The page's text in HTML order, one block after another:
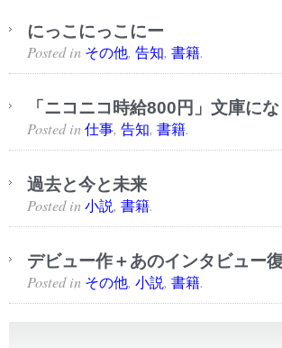
にっこにっこにー
Posted in その他, 告知, 書籍.
「ニコニコ時給800円」文庫に
Posted in 仕事, 告知, 書籍.
過去と今と未来
Posted in 小説, 書籍.
デビュー作＋あのインタビュー
Posted in その他, 小説, 書籍.